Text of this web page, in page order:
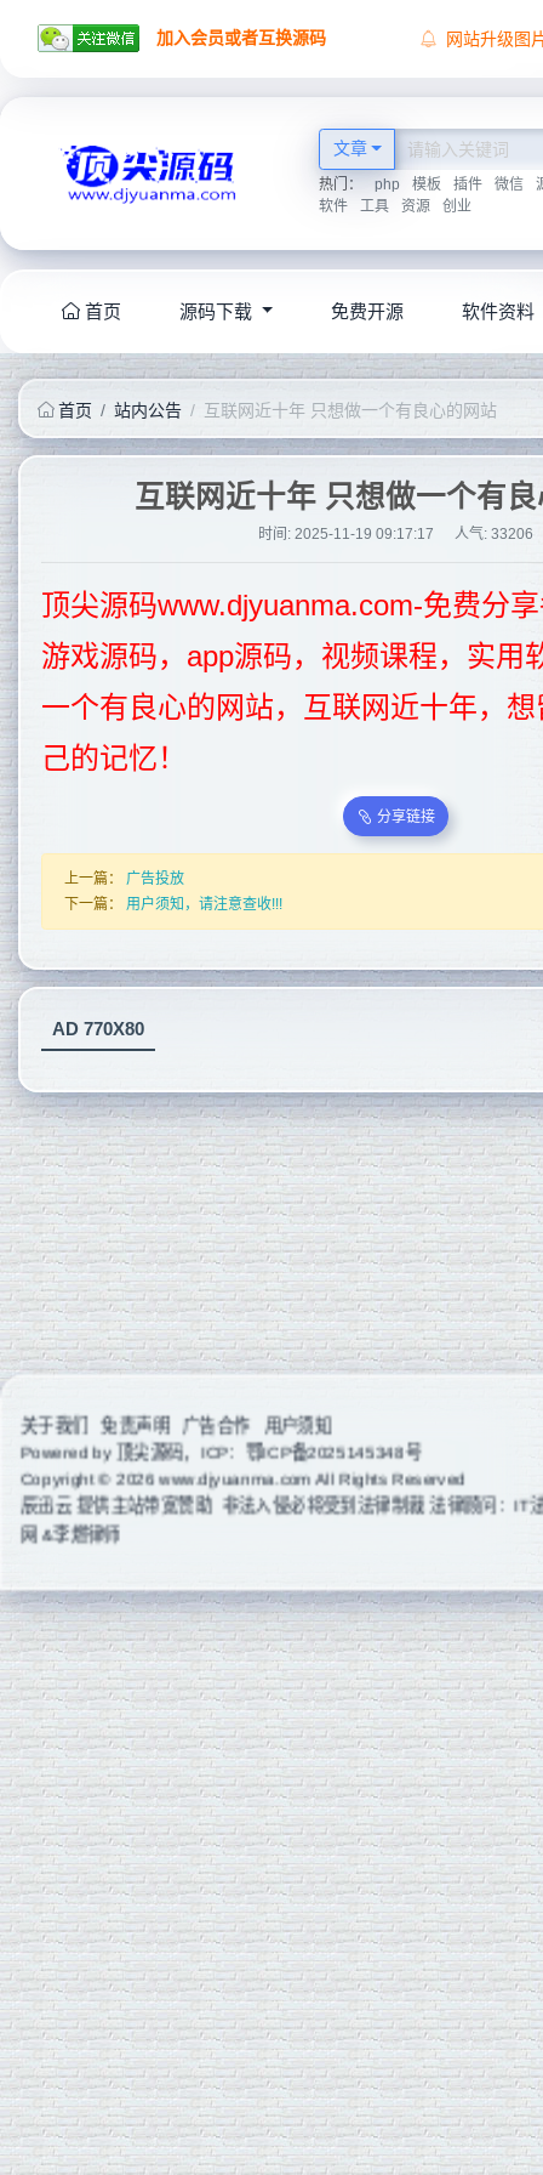
加入会员或者互换源码
网站升级图
文章
热门： php 模板 插件 微信
软件
工具 资源 创业
首页 源码下载 免费开源 软件资料
首页 站内公告 互联网近十年 只想做一个有良心的网站
互联网近十年 只想做一个有
时间: 2025-11-19 09:17:17 人气:33206
顶尖源码www.djyuanma.com-免费分
游戏源码，app源码，视频课程，实用
一个有良心的网站，互联网近十年，
己的记忆！
分享链接
上一篇： 广告投放
下一篇： 用户须知，请注意查收!!!
AD 770X80
关于我们 免责声明 广告合作
用户须知
Powered by 顶尖源码，ICP： 鄂ICP备2025145348号
Copyright © 2026 www.djyuanma.com All Rights Reserved
辰迅云提供主站带宽赞助 非法入侵必将受到法律制裁 法律顾问：IT
网 &李燃律师